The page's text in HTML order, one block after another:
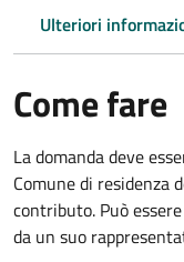
Ulteriori
Come fare
La domanda deve
Comune di residenza
contributo. Può
da un suo